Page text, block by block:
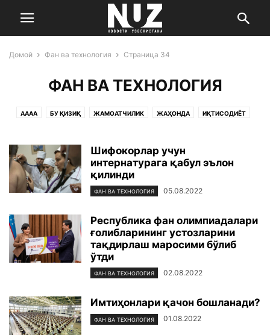
Домой Фан ва технология Страница 34
ФАН ВА ТЕХНОЛОГИЯ
AAAA БУ ҚИЗИҚ ЖАМОАТЧИЛИК ЖАҲОНДА ИҚТИСОДИЁТ
ЎЗБЕКИСТОНШифокорлар учун
интернатурага қабул эълон
қилинди
ФАН ВА ТЕХНОЛОГИЯ 05.08.2022
Республика фан олимпиадалари
ғолибларининг устозларини
тақдирлаш маросими бўлиб
ўтди
ФАН ВА ТЕХНОЛОГИЯ 02.08.2022
Имтиҳонлари қачон бошланади?
ФАН ВА ТЕХНОЛОГИЯ 01.08.2022